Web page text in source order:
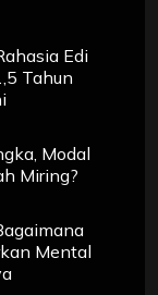
Edi
Tahun
Modal
Miring?
Mental